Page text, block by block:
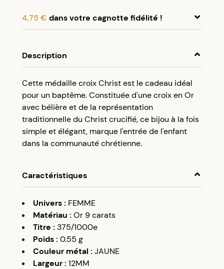
4,75 € dans votre cagnotte fidélité !
compte client et cumulez 5% de vos achats dans
votre cagnotte fidélité sans minimum d’achat.
Utilisez votre cagnotte de fidélité dès votre
prochaine commande à partir de 50€ d’achats.
Description
Cette médaille croix Christ est le cadeau idéal
pour un baptême. Constituée d'une croix en Or
avec bélière et de la représentation
traditionnelle du Christ crucifié, ce bijou à la fois
simple et élégant, marque l'entrée de l'enfant
dans la communauté chrétienne.
Caractéristiques
Univers: FEMME
Matériau : Or 9 carats
Titre : 375/1000e
Poids: 0.55 g
Couleur métal: JAUNE
Largeur: 12MM